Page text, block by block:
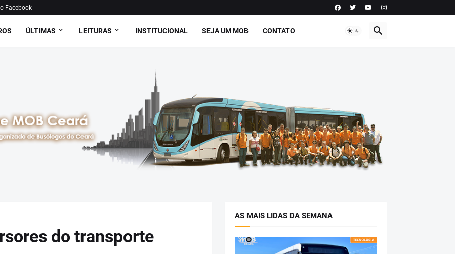
Facebook
ÚLTIMAS LEITURAS INSTITUCIONAL SEJA UM MOB CONTATO
do transporte
AS MAIS LIDAS DA SEMANA